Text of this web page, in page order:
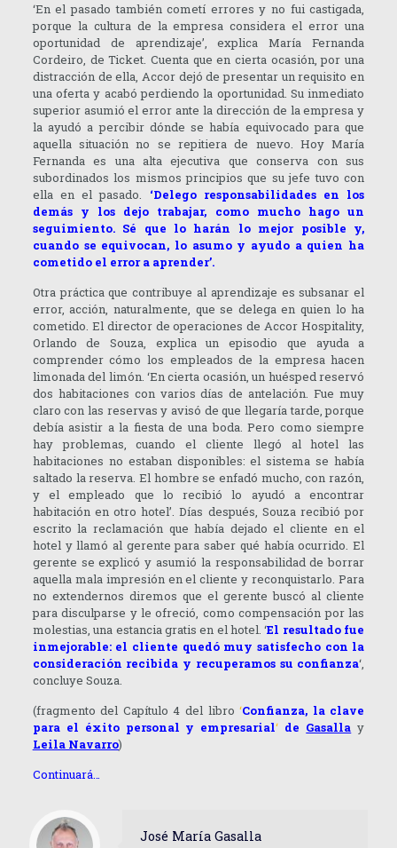
‘En el pasado también cometí errores y no fui castigada,
porque la cultura de la empresa considera el error una
oportunidad de aprendizaje’, explica María Fernanda
Cordeiro, de Ticket. Cuenta que en cierta ocasión, por una
distracción de ella, Accor dejó de presentar un requisito en
una oferta y acabó perdiendo la oportunidad. Su inmediato
superior asumió el error ante la dirección de la empresa y
la ayudó a percibir dónde se había equivocado para que
aquella situación no se repitiera de nuevo. Hoy María
Fernanda es una alta ejecutiva que conserva con sus
subordinados los mismos principios que su jefe tuvo con
ella en el pasado. ‘Delego responsabilidades en los
demás y los dejo trabajar, como mucho hago un
seguimiento. Sé que lo harán lo mejor posible y,
cuando se equivocan, lo asumo y ayudo a quien ha
cometido el error a aprender’.
Otra práctica que contribuye al aprendizaje es subsanar el
error, acción, naturalmente, que se delega en quien lo ha
cometido. El director de operaciones de Accor Hospitality,
Orlando de Souza, explica un episodio que ayuda a
comprender cómo los empleados de la empresa hacen
limonada del limón. ‘En cierta ocasión, un huésped reservó
dos habitaciones con varios días de antelación. Fue muy
claro con las reservas y avisó de que llegaría tarde, porque
debía asistir a la fiesta de una boda. Pero como siempre
hay problemas, cuando el cliente llegó al hotel las
habitaciones no estaban disponibles: el sistema se había
saltado la reserva. El hombre se enfadó mucho, con razón,
y el empleado que lo recibió lo ayudó a encontrar
habitación en otro hotel’. Días después, Souza recibió por
escrito la reclamación que había dejado el cliente en el
hotel y llamó al gerente para saber qué había ocurrido. El
gerente se explicó y asumió la responsabilidad de borrar
aquella mala impresión en el cliente y reconquistarlo. Para
no extendernos diremos que el gerente buscó al cliente
para disculparse y le ofreció, como compensación por las
molestias, una estancia gratis en el hotel. ‘El resultado fue
inmejorable: el cliente quedó muy satisfecho con la
consideración recibida y recuperamos su confianza‘,
concluye Souza.
(fragmento del Capítulo 4 del libro‘Confianza, la clave
para el éxito personal y empresarial‘ de Gasalla y
Leila Navarro)
Continuará…
José María Gasalla